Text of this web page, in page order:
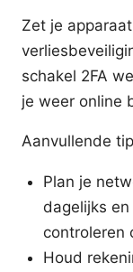
Zet je
schakel 2FA
je weer online
Aanvullende
Plan je
dagelijks
controleren
Houd